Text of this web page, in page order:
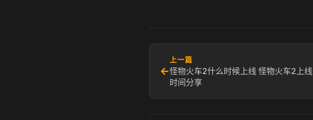
←
上一篇
怪物火车2什么时候上线 怪物火车2上线
时间分享